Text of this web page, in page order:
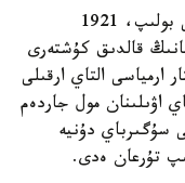
1917 -جىلى روسسيادا قازان توڭكەرىسى بولىپ، 1921
قالدىق كۇشتەرى
التاي ارقىلى
اۋىلىنان مول جاردەم
ياعني 1918 -جىلى سۇگىرباي دۇنيە
تۇرعان ەدى.